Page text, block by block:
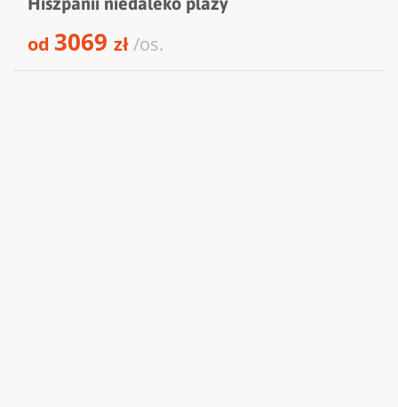
od 3069 zł/os.